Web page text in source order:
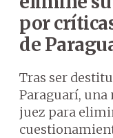
por
de
Tras ser
Paraguarí,
juez para